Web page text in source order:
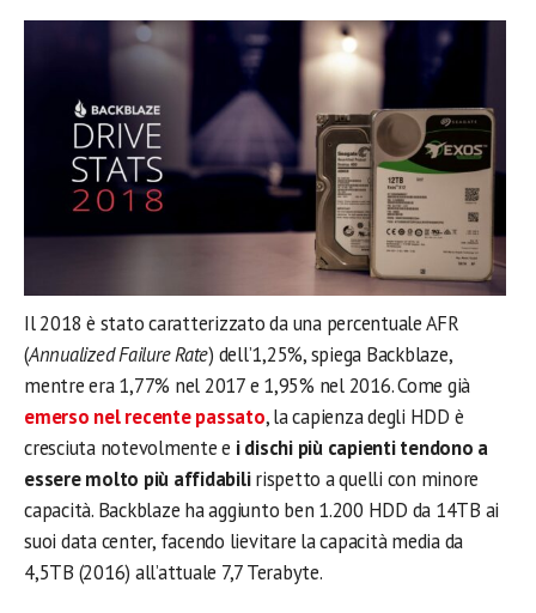
Il 2018 è stato caratterizzato da una percentuale AFR
(Annualized Failure Rate) dell’1,25%, spiega Backblaze,
mentre era 1,77% nel 2017 e 1,95% nel 2016. Come già
emerso nel recente passato, la capienza degli HDD è
cresciuta notevolmente e i dischi più capienti tendono a
essere molto più affidabilirispetto a quelli con minore
capacità. Backblaze ha aggiunto ben 1.200 HDD da 14TB ai
suoi data center, facendo lievitare la capacità media da
4,5TB (2016) all’attuale 7,7 Terabyte.